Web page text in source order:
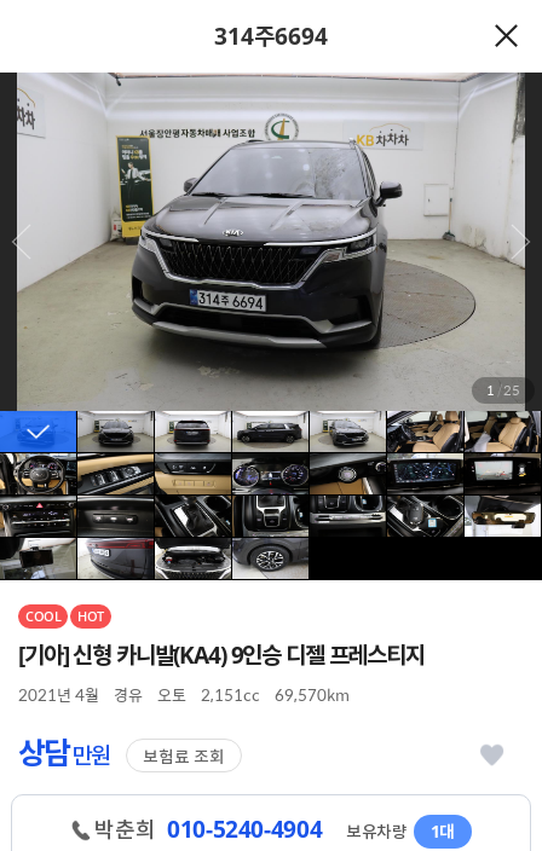
314주6694
1 /25
COOL HOT
[기아] 신형 카니발(KA4) 9인승 디젤 프레스티지
2021년 4월 경유 오토 2,151cc 69,570km
상담만원 보험료 조회
박춘희 010-5240-4904 보유차량 1대